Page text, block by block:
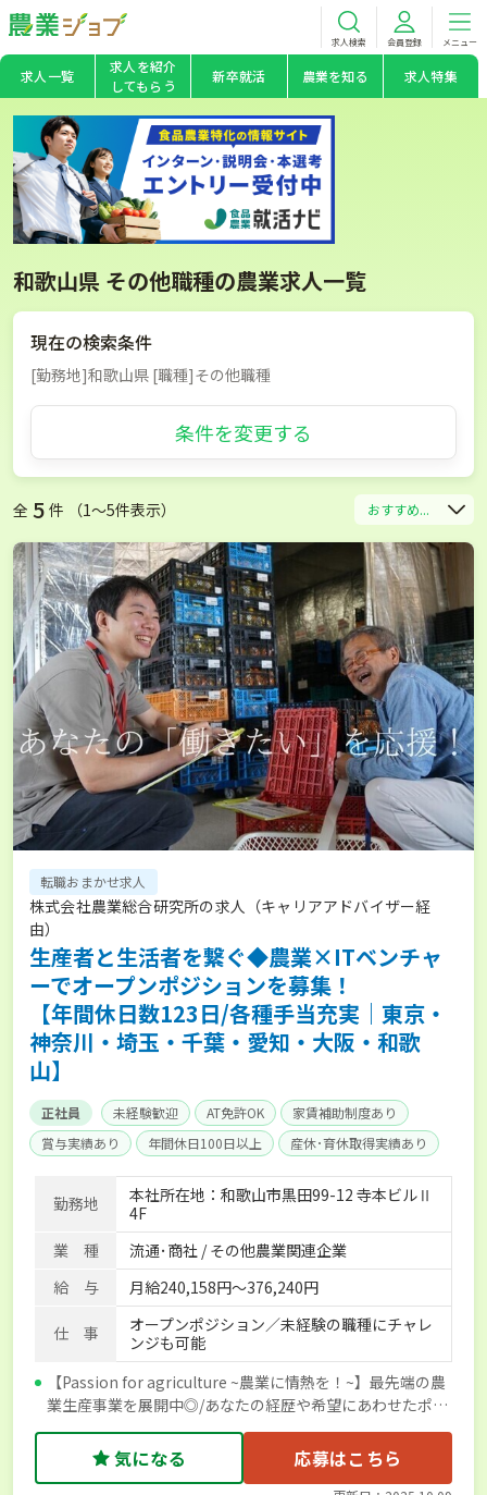
求人検索 会員登録 メニュー
求人一覧
求人を紹介
してもらう
新卒就活 農業を知る 求人特集
和歌山県 その他職種の農業求人一覧
現在の検索条件
[勤務地]和歌山県 [職種]その他職種
条件を変更する
全 5 件 （1〜5件表示） おすすめ...
転職おまかせ求人
株式会社農業総合研究所の求人（キャリアアドバイザー経
由）
生産者と生活者を繋ぐ◆農業×ITベンチャ
ーでオープンポジションを募集！
【年間休日数123日/各種手当充実｜東京・
神奈川・埼玉・千葉・愛知・大阪・和歌
山】
正社員 未経験歓迎 AT免許OK
家賃補助制度あり
賞与実績あり
年間休日100日以上
産休･育休取得実績あり
社会保険完備
勤務地
本社所在地：和歌山市黒田99-12 寺本ビルⅡ
4F
業 種
流通･商社 / その他農業関連企業
給 与
月給240,158円～376,240円
仕 事
オープンポジション／未経験の職種にチャレ
ンジも可能
【Passion for agriculture ~農業に情熱を！~】最先端の農
業生産事業を展開中◎/あなたの経歴や希望にあわせたポジ
ションをご提案◎
気になる 応募はこちら